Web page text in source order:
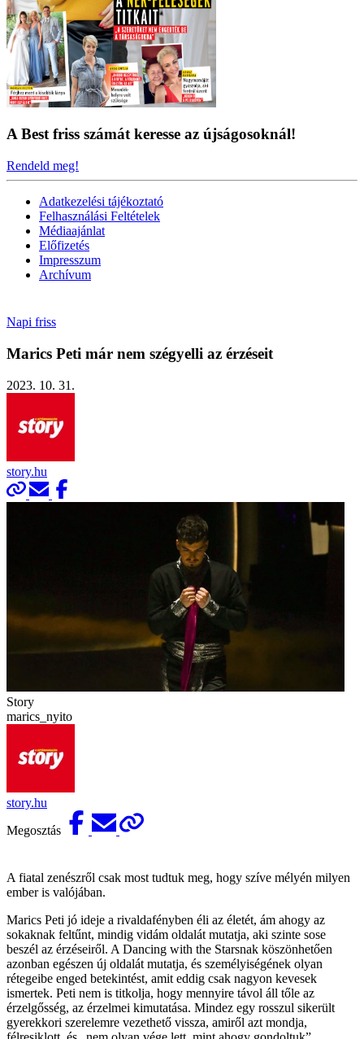
A Best friss számát keresse az újságosoknál!
Rendeld meg!
Adatkezelési tájékoztató
Felhasználási Feltételek
Médiaajánlat
Előfizetés
Impresszum
Archívum
Napi friss
Marics Peti már nem szégyelli az érzéseit
2023. 10. 31.
story.hu
Story
marics_nyito
story.hu
Megosztás
A fiatal zenészről csak most tudtuk meg, hogy szíve mélyén milyen
ember is valójában.
Marics Peti jó ideje a rivaldafényben éli az életét, ám ahogy az
sokaknak feltűnt, mindig vidám oldalát mutatja, aki szinte sose
beszél az érzéseiről. A Dancing with the Starsnak köszönhetően
azonban egészen új oldalát mutatja, és személyiségének olyan
rétegeibe enged betekintést, amit eddig csak nagyon kevesek
ismertek. Peti nem is titkolja, hogy mennyire távol áll tőle az
érzelgősség, az érzelmei kimutatása. Mindez egy rosszul sikerült
gyerekkori szerelemre vezethető vissza, amiről azt mondja,